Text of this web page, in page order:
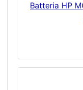
Batteria HP